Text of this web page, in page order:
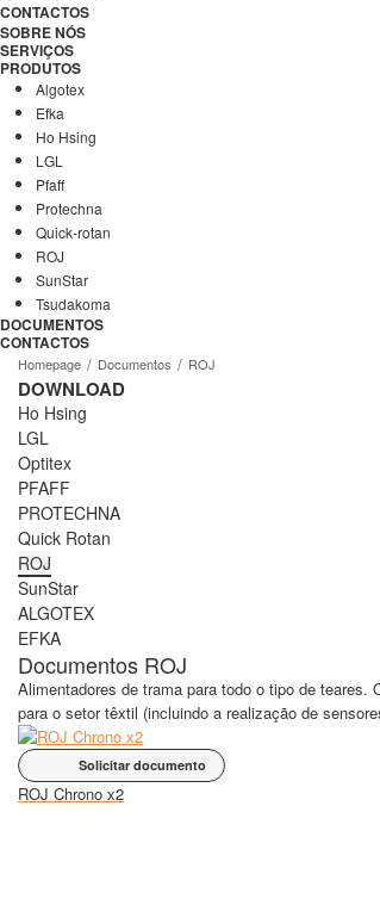
CONTACTOS
SOBRE NÓS
SERVIÇOS
PRODUTOS
Algotex
Efka
Ho Hsing
LGL
Pfaff
Protechna
Quick-rotan
ROJ
SunStar
Tsudakoma
DOCUMENTOS
CONTACTOS
Homepage Documentos ROJ
DOWNLOAD
Ho Hsing
LGL
Optitex
PFAFF
PROTECHNA
Quick Rotan
ROJ
SunStar
ALGOTEX
EFKA
Documentos ROJ
Alimentadores de trama para todo o tipo de
para o setor têxtil (incluindo a realização de
Solicitar documento
ROJ Chrono x2